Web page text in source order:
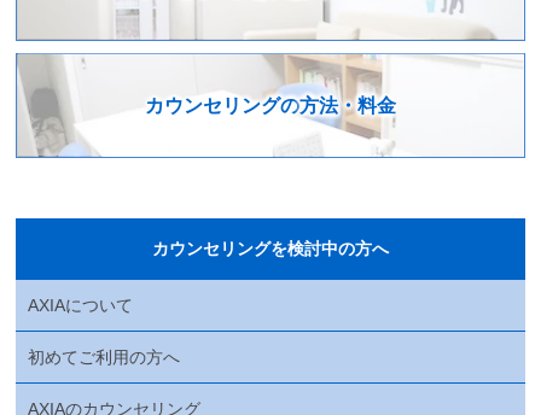
カウンセリングの方法・料金
カウンセリングを検討中の方へ
AXIAについて
初めてご利用の方へ
AXIAのカウンセリング